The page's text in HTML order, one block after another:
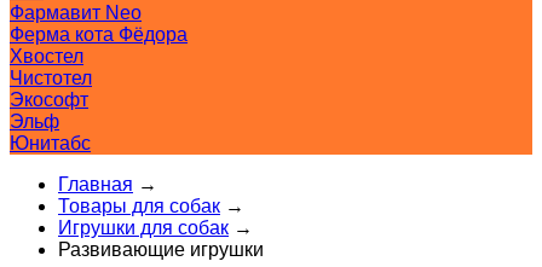
Фармавит Neo
Ферма кота Фёдора
Хвостел
Чистотел
Экософт
Эльф
Юнитабс
Главная →
Товары для собак →
Игрушки для собак →
Развивающие игрушки